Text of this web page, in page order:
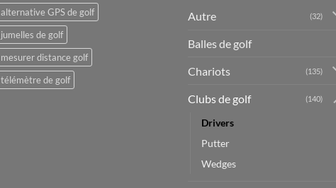
alternative GPS de golf
jumelles de golf
mesurer distance golf
télémètre de golf
Autre (32)
Balles de golf
Chariots (135)
Clubs de golf (140)
Drivers
Putter
Wedges